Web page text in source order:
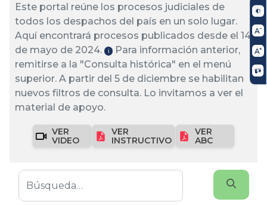
Este portal reúne los procesos judiciales de
todos los despachos del país en un solo lugar.
Aquí encontrará procesos publicados desde el 14
de mayo de 2024.
ℹ️
Para información anterior,
remitirse a la "Consulta histórica" en el menú
superior. A partir del 5 de diciembre se habilitan
nuevos filtros de consulta. Lo invitamos a ver el
material de apoyo.
VER
VIDEO
VER
INSTRUCTIVO
VER
ABC